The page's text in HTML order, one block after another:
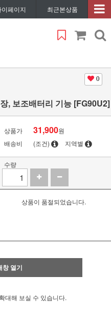
이페이지 최근본상품
0
, 보조배터리 기능 [FG90U2]
상품가 31,900원
배송비
(조건) 지역별
수량
상품이 품절되었습니다.
창 열기
대해 보실 수 있습니다.